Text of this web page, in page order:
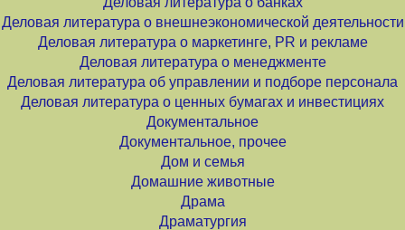
Деловая литература о внешнеэкономической деятельности
Деловая литература о маркетинге, PR и рекламе
Деловая литература о менеджменте
Деловая литература об управлении и подборе персонала
Деловая литература о ценных бумагах и инвестициях
Документальное
Документальное, прочее
Дом и семья
Домашние животные
Драма
Драматургия